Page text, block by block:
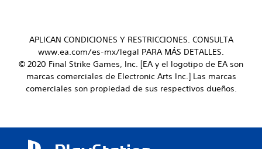
APLICAN CONDICIONES Y RESTRICCIONES. CONSULTA
www.ea.com/es-mx/legal PARA MÁS DETALLES.
© 2020 Final Strike Games, Inc. [EA y el logotipo de EA son
marcas comerciales de Electronic Arts Inc.] Las marcas
comerciales son propiedad de sus respectivos dueños.